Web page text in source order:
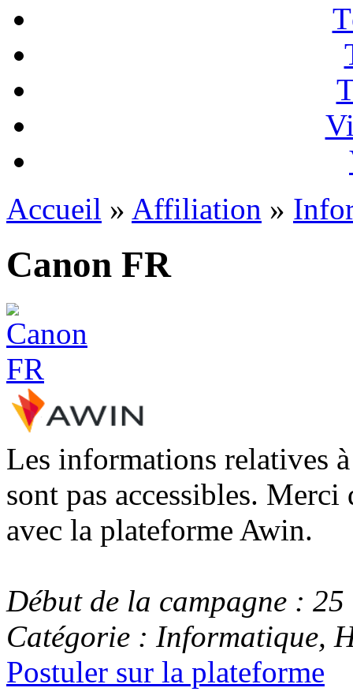
Accueil » Affiliation »
Canon FR
Les informations relatives
sont pas accessibles.
avec la plateforme Awin.
Début de la campagne :
Catégorie : Informatique,
Postuler sur la plateforme